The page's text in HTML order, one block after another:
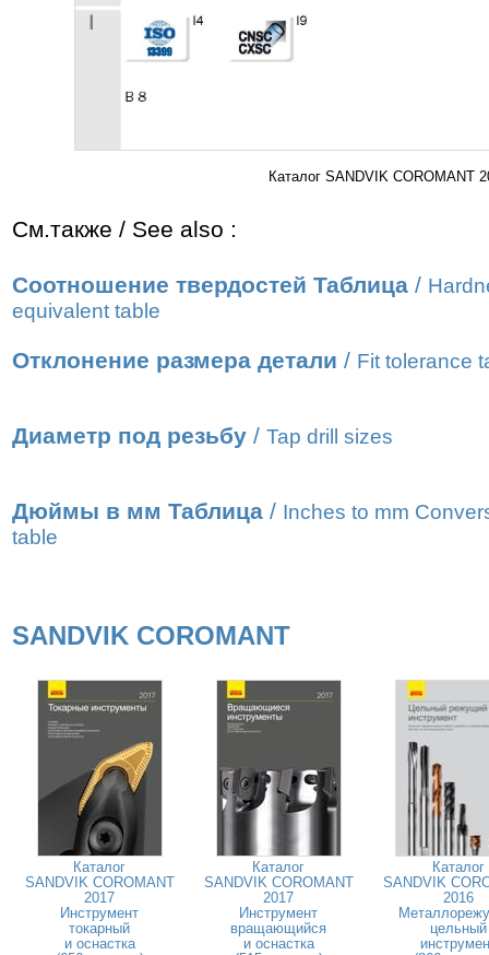
Каталог SANDVIK COROMANT
См.также / See also :
Соотношение твердостей Таблица /
equivalent table
Отклонение размера детали / Fit tolerance
Диаметр под резьбу / Tap drill sizes
Дюймы в мм Таблица / Inches to mm
table
SANDVIK COROMANT
Каталог
SANDVIK COROMANT
2017
Инструмент
токарный
и оснастка
Каталог
SANDVIK COROMANT
2017
Инструмент
вращающийся
и оснастка
Каталог
SANDVIK
2016
цельный